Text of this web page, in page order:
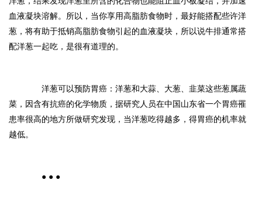
血液凝块溶解。所以，当你享用高脂肪食物时，最好能搭配些许洋
葱，将有助于抵销高脂肪食物引起的血液凝块，所以说牛排通常搭
配洋葱一起吃，是很有道理的。
洋葱可以预防胃癌：洋葱和大蒜、大葱、韭菜这些葱属蔬
菜，因含有抗癌的化学物质，据研究人员在中国山东省一个胃癌罹
患率很高的地方所做研究发现，当洋葱吃得越多，得胃癌的机率就
越低。
● ● ●